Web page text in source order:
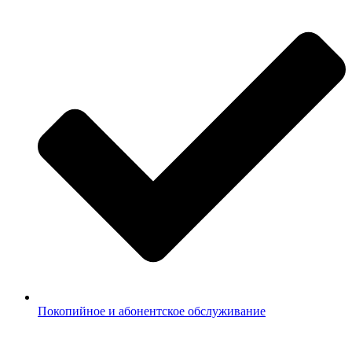
Покопийное и абонентское обслуживание